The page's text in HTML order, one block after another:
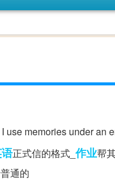
memories under an
正式信的格式_作业帮
通的